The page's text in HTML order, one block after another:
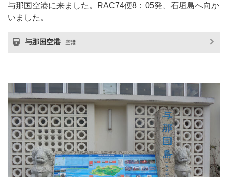
与那国空港に来ました。RAC74便8：05発、石垣島へ向か
いました。
与那国空港 空港